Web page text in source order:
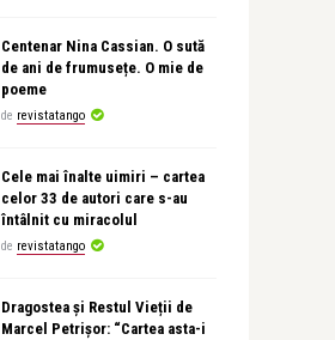
Centenar Nina Cassian. O sută
de ani de frumusețe. O mie de
poeme
de revistatango
Cele mai înalte uimiri – cartea
celor 33 de autori care s-au
întâlnit cu miracolul
de revistatango
Dragostea și Restul Vieții de
Marcel Petrișor: “Cartea asta-i